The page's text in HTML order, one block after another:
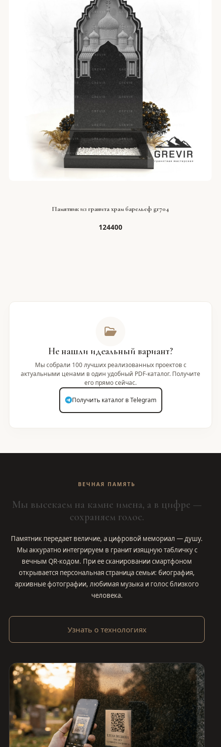
Памятник из гранита храм барельеф gr704
124400
Не нашли идеальный вариант?
Мы собрали 100 лучших реализованных проектов с
актуальными ценами в один удобный PDF-каталог. Получите
его прямо сейчас.
Получить каталог в Telegram
ВЕЧНАЯ ПАМЯТЬ
Мы высекаем на камне имена, а в цифре —
сохраняем голос.
Памятник передает величие, а цифровой мемориал — душу.
Мы аккуратно интегрируем в гранит изящную табличку с
вечным QR-кодом. При ее сканировании смартфоном
открывается персональная страница семьи: биография,
архивные фотографии, любимая музыка и голос близкого
человека.
Узнать о технологиях